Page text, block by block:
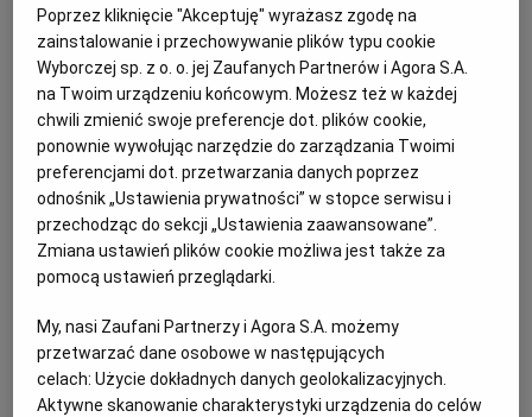
wykonanie zapadłego w sprawie orzeczenia lub w
inny sposób uniemożliwi lub poważnie utrudni
osiągnięcie celu postępowania w sprawie.
Zabezpieczenie co do zasady udzielane jest na
wniosek, ale istnieją przypadki kiedy sąd udziela
zabezpieczenia z urzędu np. sąd opiekuńczy
udzieli zabezpieczenia z urzędu, które będzie
polegało na uregulowaniu sposobu roztoczenia
pieczy nad małoletnimi dziećmi i kontaktów z
dzieckiem.
Poprzez kliknięcie "Akceptuję" wyrażasz zgodę na
zainstalowanie i przechowywanie plików typu cookie
Wyborczej sp. z o. o. jej Zaufanych Partnerów i Agora S.A.
na Twoim urządzeniu końcowym. Możesz też w każdej
chwili zmienić swoje preferencje dot. plików cookie,
ponownie wywołując narzędzie do zarządzania Twoimi
preferencjami dot. przetwarzania danych poprzez
odnośnik „Ustawienia prywatności” w stopce serwisu i
przechodząc do sekcji „Ustawienia zaawansowane”.
Zmiana ustawień plików cookie możliwa jest także za
pomocą ustawień przeglądarki.
My, nasi Zaufani Partnerzy i Agora S.A. możemy
przetwarzać dane osobowe w następujących
celach:Użycie dokładnych danych geolokalizacyjnych.
Aktywne skanowanie charakterystyki urządzenia do celów